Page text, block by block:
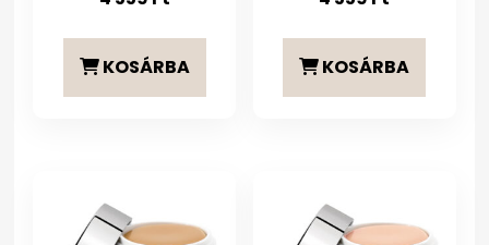
KOSÁRBA KOSÁRBA